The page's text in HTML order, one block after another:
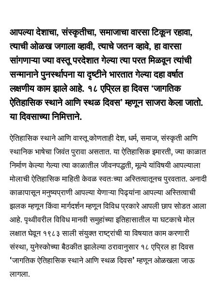
आपल्या देशाचा, संस्कृतीचा, समाजाचा वारसा टिकून रहावा,
त्याची ओळख जगाला व्हावी, त्याचे जतन व्हावे, हा वारसा
सांगणाऱ्या ज्या वस्तू परदेशात गेल्या त्या परत मिळवून त्यांची
सन्मानाने पुनर्स्थापना या दृष्टीने भारतात गेल्या दहा वर्षात
लक्षणीय काम झाले आहे. १८ एप्रिल हा दिवस ‘जागतिक
ऐतिहासिक स्थाने आणि स्थळ दिवस’ म्हणून साजरा केला जातो.
या दिवसाच्या निमित्ताने.
ऐतिहासिक स्थाने आणि वास्तू कोणताही देश, धर्म, समाज, संस्कृती आणि
स्थानिक भाषेचा जिवंत पुरावा असतात. या ऐतिहासिक इमारती, ज्या काळात
निर्माण केल्या गेल्या त्या काळातील जीवनपद्धती, मूल्ये यांविषयी आपल्याला
मोलाची ऐतिहासिक माहिती केवळ स्वतःच्या अस्तित्वातूनच पुरवतात. अनादी
काळापासून मनुष्यप्राणी आपल्या येणाऱ्या पिढ्यांना आपल्या अस्तित्वाची
झलक म्हणून किंवा मार्गदर्शन म्हणून विविध प्रकारे आपली छाप सोडत आला
आहे. पृथ्वीवरील विविध मानवी समुहांच्या इतिहासातील या घटकाचे मोल
लक्षात घेवून १९८३ साली संयुक्त राष्ट्रांची या विषयात काम करणारी
संस्था, युनेस्कोच्या बैठकीत झालेल्या ठरावानुसार १८ एप्रिल हा दिवस
‘जागतिक ऐतिहासिक स्थाने आणि स्थळ दिवस’ म्हणून ओळखला जाऊ
लागला.